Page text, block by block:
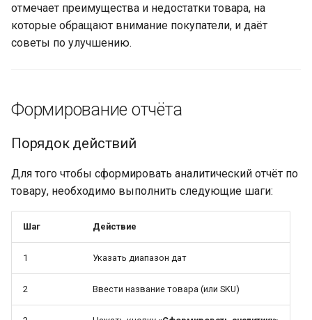
я
и
с
а
Подключение аккаунта
Яндекс.Маркет
Товары
Подключение
База знаний
Рекомендации товаров
4. Визуализация данных
сохранёнными отчётами
Пример сценария
Сценарий: Анализ нового
товара через месяц после
старта продаж
Связанные разделы
отмечает преимущества и недостатки товара, на
которые обращают внимание покупатели, и даёт
советы по улучшению.
Формирование отчёта
Порядок действий
Для того чтобы сформировать аналитический отчёт по
товару, необходимо выполнить следующие шаги:
Шаг Действие
1 Указать диапазон дат
2 Ввести название товара (или SKU)